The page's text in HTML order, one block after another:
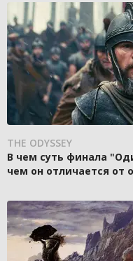
THE ODYSSEY
В чем суть финала
чем он отличается от